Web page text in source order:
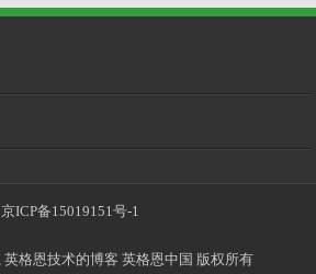
京ICP备15019151号-1
格恩技术的博客 英格恩中国 版权所有